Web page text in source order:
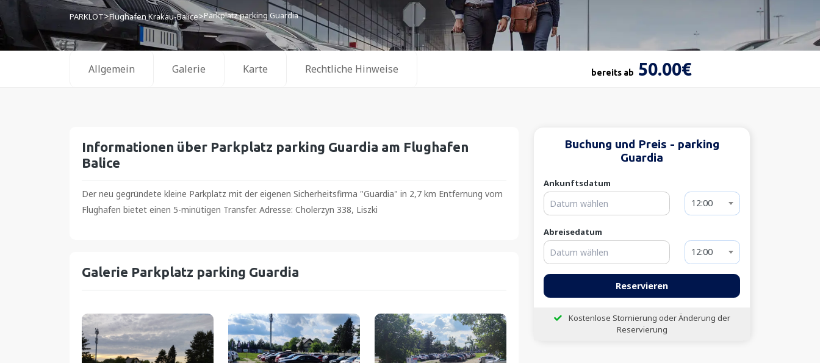
Kroatien
Ungarn
Österreich
Rumänien
PARKLOT>Flughafen Krakau-Balice>Parkplatz parking Guardia
Allgemein Galerie Karte Rechtliche Hinweise bereits ab 50.00€
Informationen über Parkplatz parking Guardia am Flughafen
Balice
Der neu gegründete kleine Parkplatz mit der eigenen Sicherheitsfirma "Guardia" in 2,7 km Entfernung vom
Flughafen bietet einen 5-minütigen Transfer. Adresse: Cholerzyn 338, Liszki
Galerie Parkplatz parking Guardia
Buchung und Preis - parking
Guardia
Ankunftsdatum
12:00
Abreisedatum
12:00
Reservieren
Kostenlose Stornierung oder Änderung der
Reservierung